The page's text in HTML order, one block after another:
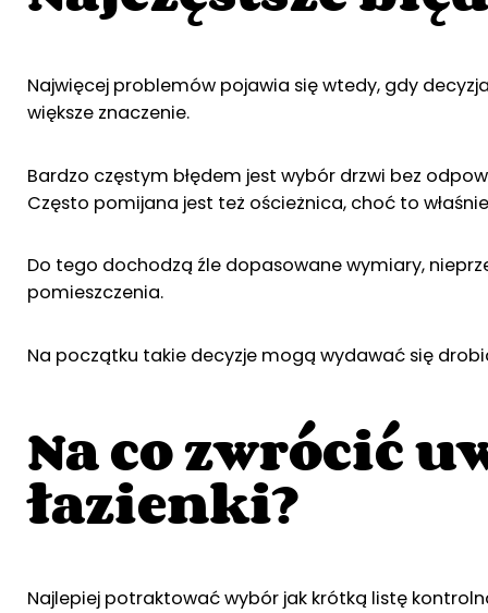
Najwięcej problemów pojawia się wtedy, gdy
większe znaczenie.
Bardzo częstym błędem jest wybór drzwi bez
Często pomijana jest też ościeżnica, choć to
Do tego dochodzą źle dopasowane wymiary,
pomieszczenia.
Na początku takie decyzje mogą wydawać się
Na co zwrócić
łazienki?
Najlepiej potraktować wybór jak krótką listę